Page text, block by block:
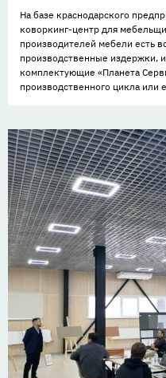
На базе краснодарского
коворкинг-центр для
производителей мебели есть
производственные издержки,
комплектующие «Планета
производственного цикла или